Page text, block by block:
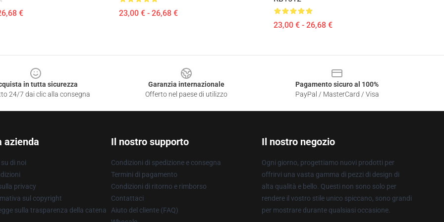
€ 23,00 € - 26,68 €
23,00 € - 26,68 €
in tutta sicurezza
24/7 dai clic alla consegna
Garanzia internazionale
Offerto nel paese di utilizzo
Pagamento sicuro al 100%
PayPal / MasterCard / Visa
azienda
di noi
privacy
sul copyright
sulla trasparenza della catena
Il nostro supporto
Condizioni di spedizione e consegna
Termini di pagamento
Condizioni di ritorno e rimborso
Contattaci
Aiuto del cliente (FAQ)
Il nostro negozio
Ogni giorno, progettiamo nuovi prodotti per
offrirvi una vasta gamma di pezzi di design di
alta qualità e bello. Questi non sono solo per
rendere il vostro stile unico spiccano, sono grandi
per mostrare durante qualsiasi occasione.